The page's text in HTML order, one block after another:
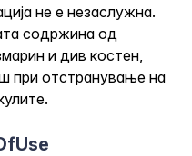
не е незаслужна.
содржина од
и див костен,
при отстранување на